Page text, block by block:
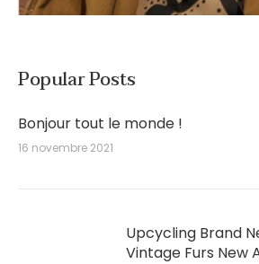
Popular Posts
Bonjour tout le monde !
16 novembre 2021
Upcycling Brand
Vintage Furs New